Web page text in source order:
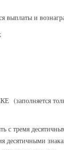
выплаты и
(заполняется
с тремя
десятичными